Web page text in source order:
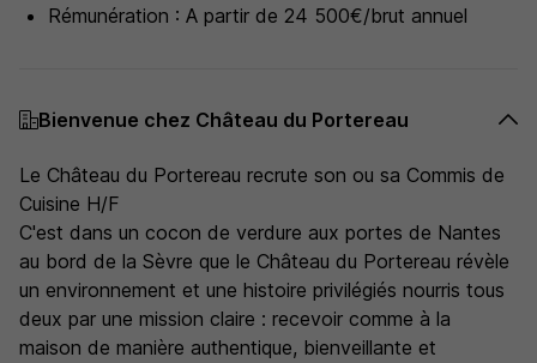
Rémunération : A partir de 24 500€/brut annuel
Bienvenue chez Château du Portereau
Le Château du Portereau recrute son ou sa Commis de
Cuisine H/F
C'est dans un cocon de verdure aux portes de Nantes
au bord de la Sèvre que le Château du Portereau révèle
un environnement et une histoire privilégiés nourris tous
deux par une mission claire : recevoir comme à la
maison de manière authentique, bienveillante et